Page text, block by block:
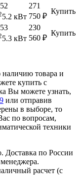
5.2 кВт
271
750 ₽
Купить
5.3 кВт
230
560 ₽
Купить
наличию товара и
купить с
Вы можете узнать,
или отправив
в выборе, то
по вопросам,
техники
Доставка по России
расчет (с